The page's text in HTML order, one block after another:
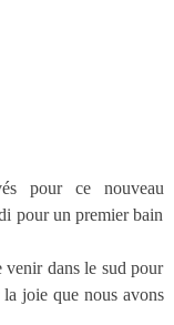
pour ce nouveau
pour un premier bain
venir dans le sud pour
joie que nous avons